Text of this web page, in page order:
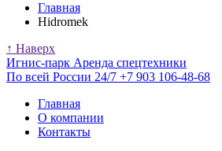
Главная
Hidromek
↑ Наверх
Игнис-парк Аренда спецтехники
По всей России 24/7 +7 903 106-48-68
Главная
О компании
Контакты